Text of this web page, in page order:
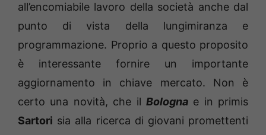
all’encomiabile lavoro della società anche dal
punto di vista della lungimiranza e
programmazione. Proprio a questo proposito
è interessante fornire un importante
aggiornamento in chiave mercato. Non è
certo una novità, che il Bolognae in primis
Sartori sia alla ricerca di giovani promettenti